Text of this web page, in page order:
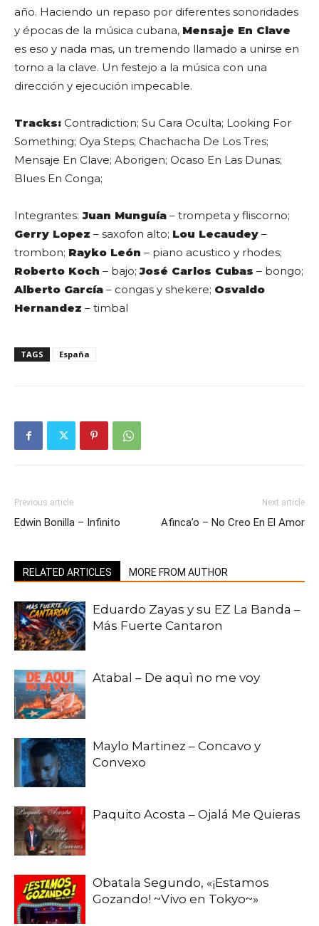
año. Haciendo un repaso por diferentes sonoridades
y épocas de la música cubana, Mensaje En Clave
es eso y nada mas, un tremendo llamado a unirse en
torno a la clave. Un festejo a la música con una
dirección y ejecución impecable.
Tracks: Contradiction; Su Cara Oculta; Looking For
Something; Oya Steps; Chachacha De Los Tres;
Mensaje En Clave; Aborigen; Ocaso En Las Dunas;
Blues En Conga;
Integrantes: Juan Munguía – trompeta y fliscorno;
Gerry Lopez – saxofon alto; Lou Lecaudey –
trombon; Rayko León – piano acustico y rhodes;
Roberto Koch – bajo;José Carlos Cubas – bongo;
Alberto García – congas y shekere; Osvaldo
Hernandez – timbal
TAGS España
Previous article
Edwin Bonilla – Infinito
Next article
Afinca’o – No Creo En El Amor
RELATED ARTICLES MORE FROM AUTHOR
Eduardo Zayas y su EZ La Banda –
Más Fuerte Cantaron
Atabal – De aquì no me voy
Maylo Martinez – Concavo y
Convexo
Paquito Acosta – Ojalá Me Quieras
Obatala Segundo, «¡Estamos
Gozando! ~Vivo en Tokyo~»